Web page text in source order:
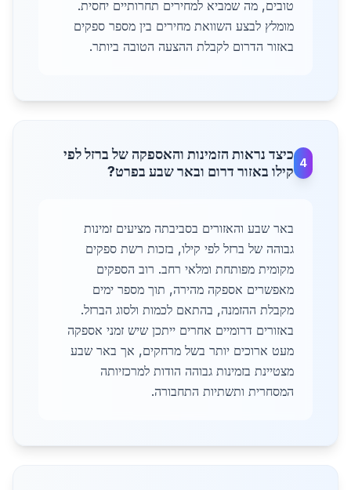
טובים, מה שמביא למחירים תחרותיים יחסית.
מומלץ לבצע השוואת מחירים בין מספר ספקים
באזור הדרום לקבלת ההצעה הטובה ביותר.
4
כיצד נראות הזמינות והאספקה של ברזל לפי
קילו באזור דרום ובאר שבע בפרט?
באר שבע והאזורים בסביבתה מציעים זמינות
גבוהה של ברזל לפי קילו, בזכות רשת ספקים
מקומית מפותחת ומלאי רחב. רוב הספקים
מאפשרים אספקה מהירה, תוך מספר ימים
מקבלת ההזמנה, בהתאם לכמות ולסוג הברזל.
באזורים דרומיים אחרים ייתכן שיש זמני אספקה
מעט ארוכים יותר בשל מרחקים, אך באר שבע
מצטיינת בזמינות גבוהה הודות למרכזיותה
המסחרית ותשתיות התחבורה.